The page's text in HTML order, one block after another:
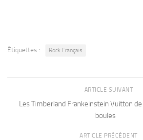
Étiquettes : Rock Français
ARTICLE SUIVANT
Les Timberland Frankeinstein Vuitton
boules
ARTICLE PRÉCÉDENT